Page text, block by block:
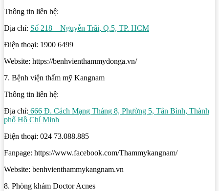
Thông tin liên hệ:
Địa chỉ: Số 218 – Nguyễn Trãi, Q.5, TP. HCM
Điện thoại: 1900 6499
Website: https://benhvienthammydonga.vn/
7. Bệnh viện thẩm mỹ Kangnam
Thông tin liên hệ:
Địa chỉ: 666 Đ. Cách Mạng Tháng 8, Phường 5, Tân Bình, Thành
phố Hồ Chí Minh
Điện thoại: 024 73.088.885
Fanpage: https://www.facebook.com/Thammykangnam/
Website: benhvienthammykangnam.vn
8. Phòng khám Doctor Acnes